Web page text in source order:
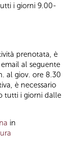
i giorni 9.00-
prenotata, è
al seguente
al giov. ore 8.30
è necessario
tutti i giorni dalle
in